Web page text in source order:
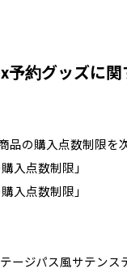
約グッズに関
品の購入点数制限を
入点数制限」
入点数制限」
ージパス風サテンス